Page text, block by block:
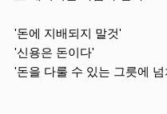
'돈에 지배되지 말것'
'신용은 돈이다'
'돈을 다룰 수 있는 그릇에